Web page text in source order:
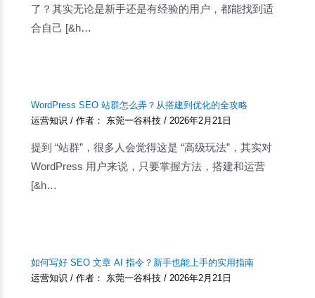
了？其实无论是新手还是有经验的用户，都能找到适
合自己 [&h…
WordPress SEO 站群怎么弄？从搭建到优化的全攻略
运营知识 / 作者： 东莞一谷科技/2026年2月21日
提到 “站群”，很多人会觉得这是 “高级玩法”，其实对
WordPress 用户来说，只要掌握方法，搭建和运营
[&h…
如何写好 SEO 文章 AI 指令？新手也能上手的实用指南
运营知识 / 作者： 东莞一谷科技/ 2026年2月21日